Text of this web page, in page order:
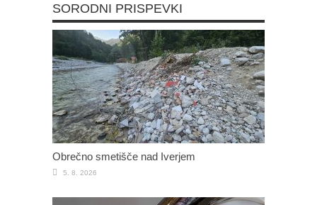
SORODNI PRISPEVKI
Obrečno smetišče nad Iverjem
5. 8. 2026